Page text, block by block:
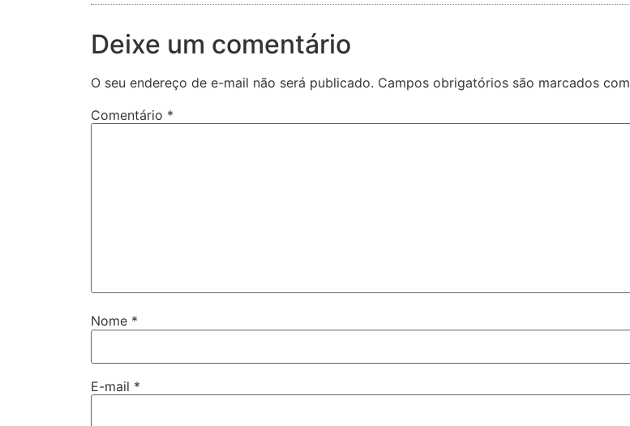
Deixe um comentário
O seu endereço de e-mail não será publicado. Campos obrigatórios são marcados com
Comentário *
Nome *
E-mail *